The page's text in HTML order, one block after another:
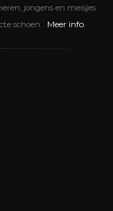
jongens en meisjes:
schoen.
Meer info